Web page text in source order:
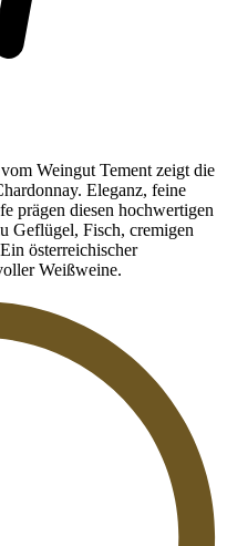
Weingut Tement zeigt die
Eleganz, feine
prägen diesen hochwertigen
Geflügel, Fisch, cremigen
österreichischer
Weißweine.